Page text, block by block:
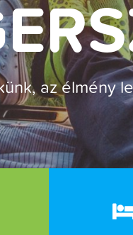
az élmény